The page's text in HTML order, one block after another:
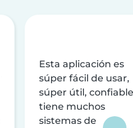
Esta aplicación es
súper fácil de usar,
súper útil,
tiene muchos
sistemas de